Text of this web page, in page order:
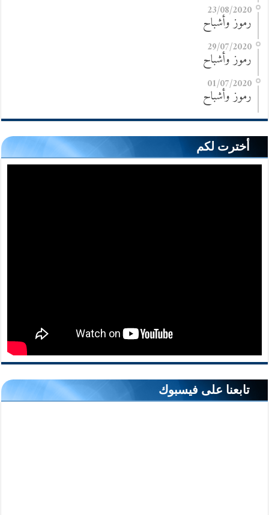
23/08/2020
رموز وأشباح
29/07/2020
رموز وأشباح
01/07/2020
رموز وأشباح
أخترت لكم
تابعنا على فيسبوك